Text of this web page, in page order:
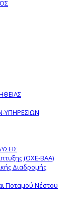
(ΟΧΕ-ΒΑΑ)
Διαδρομής
Ποταμού Νέστου